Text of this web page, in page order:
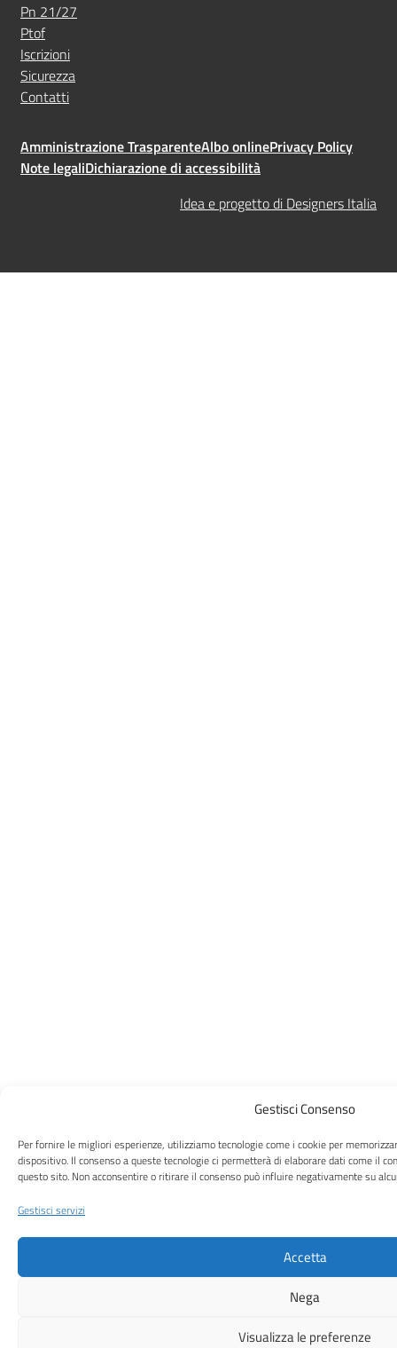
Gestisci Consenso
Per fornire le migliori esperienze, utilizziamo tecnologie come i cookie per
dispositivo. Il consenso a queste tecnologie ci permetterà di elaborare dati come il
questo sito. Non acconsentire o ritirare il consenso può influire negativamente su
Gestisci servizi
Accetta
Nega
Visualizza le preferenze
Pn 21/27
Ptof
Iscrizioni
Sicurezza
Contatti
Amministrazione TrasparenteAlbo onlinePrivacy Policy
Note legaliDichiarazione di accessibilità
Idea e progetto di Designers Italia